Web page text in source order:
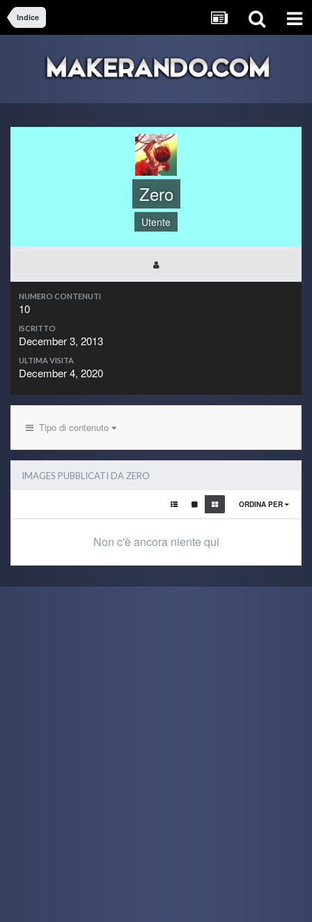
Indice
Zero
Utente
NUMERO CONTENUTI
10
ISCRITTO
December 3, 2013
ULTIMA VISITA
December 4, 2020
Tipo di contenuto
IMAGES PUBBLICATI DA ZERO
ORDINA PER
Non c'è ancora niente qui